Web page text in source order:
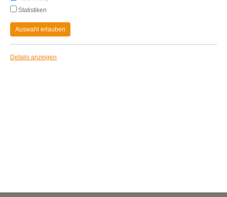
Statistiken
Auswahl erlauben
Details anzeigen